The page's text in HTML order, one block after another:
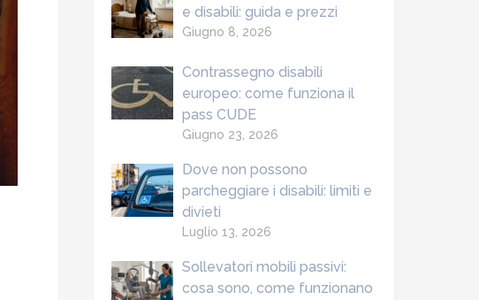
e disabili: guida e prezzi
Giugno 8, 2026
Contrassegno disabili
europeo: come funziona il
pass CUDE
Giugno 23, 2026
Dove non possono
parcheggiare i disabili: limiti e
divieti
Luglio 13, 2026
Sollevatori mobili passivi:
cosa sono, come funzionano